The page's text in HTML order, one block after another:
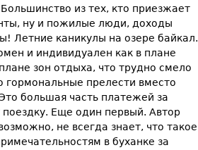
из тех, кто приезжает
ну и пожилые люди, доходы
Летние каникулы на озере байкал.
и индивидуален как в плане
зон отдыха, что трудно смело
гормональные прелести вместо
большая часть платежей за
поездку. Еще один первый. Автор
не всегда знает, что такое
в буханке за